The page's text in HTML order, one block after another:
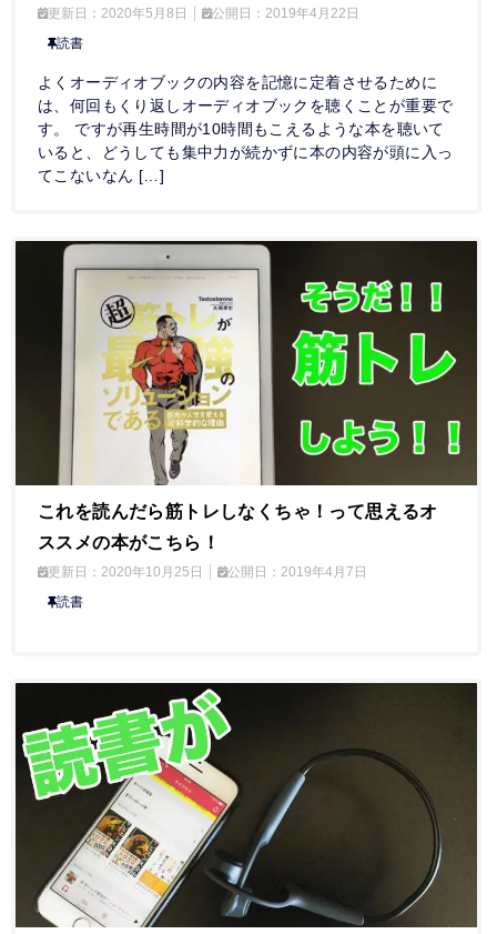
更新日： 2020年5月8日 公開日： 2019年4月22日
読書
よくオーディオブックの内容を記憶に定着させるために
は、何回もくり返しオーディオブックを聴くことが重要で
す。 ですが再生時間が10時間もこえるような本を聴いて
いると、どうしても集中力が続かずに本の内容が頭に入っ
てこないなん […]
これを読んだら筋トレしなくちゃ！って思えるオ
ススメの本がこちら！
更新日： 2020年10月25日 公開日： 2019年4月7日
読書